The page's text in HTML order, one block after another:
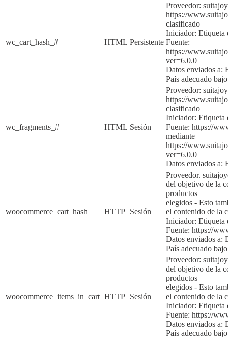
wc_cart_hash_# HTML Persistente
Proveedor:
https://
clasificado
Iniciador: Etiqueta
Fuente:
https://
ver=6.0.0
Datos enviados a:
País adecuado
wc_fragments_# HTML Sesión
Proveedor:
https://
clasificado
Iniciador: Etiqueta
Fuente: https://
mediante
https://
ver=6.0.0
Datos enviados a:
woocommerce_cart_hash HTTP Sesión
Proveedor.
del objetivo de la
productos
elegidos - Esto
el contenido de la
Iniciador: Etiqueta
Fuente: https://
Datos enviados a:
País adecuado
woocommerce_items_in_cart HTTP Sesión
Proveedor:
del objetivo de la
productos
elegidos - Esto
el contenido de la
Iniciador: Etiqueta
Fuente: https://
Datos enviados a:
País adecuado